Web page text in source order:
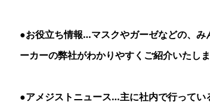
●お役立ち情報…マスクやガーゼなどの、
ーカーの弊社がわかりやすくご紹介いたしま
●アメジストニュース…主に社内で行ってい